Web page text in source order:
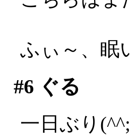
ふぃ～、眠
#6 ぐる
一日ぶり